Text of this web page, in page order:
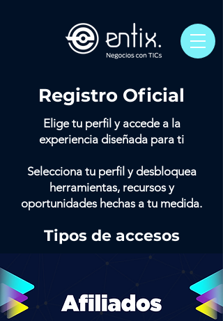
Registro Oficial
Elige tu perfil y accede a la
experiencia diseñada para ti
Selecciona tu perfil y desbloquea
herramientas, recursos y
oportunidades hechas a tu medida.
Tipos de accesos